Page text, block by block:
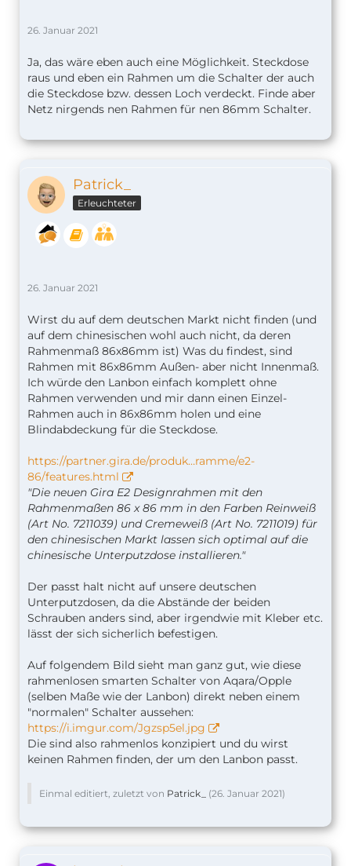
26. Januar 2021
Ja, das wäre eben auch eine Möglichkeit. Steckdose
raus und eben ein Rahmen um die Schalter der auch
die Steckdose bzw. dessen Loch verdeckt. Finde aber
Netz nirgends nen Rahmen für nen 86mm Schalter.
Patrick_
Erleuchteter
26. Januar 2021
Wirst du auf dem deutschen Markt nicht finden (und
auf dem chinesischen wohl auch nicht, da deren
Rahmenmaß 86x86mm ist) Was du findest, sind
Rahmen mit 86x86mm Außen- aber nicht Innenmaß.
Ich würde den Lanbon einfach komplett ohne
Rahmen verwenden und mir dann einen Einzel-
Rahmen auch in 86x86mm holen und eine
Blindabdeckung für die Steckdose.
https://partner.gira.de/produk…ramme/e2-
86/features.html
"Die neuen Gira E2 Designrahmen mit den
Rahmenmaßen 86 x 86 mm in den Farben Reinweiß
(Art No. 7211039) und Cremeweiß (Art No. 7211019) für
den chinesischen Markt lassen sich optimal auf die
chinesische Unterputzdose installieren."
Der passt halt nicht auf unsere deutschen
Unterputzdosen, da die Abstände der beiden
Schrauben anders sind, aber irgendwie mit Kleber etc.
lässt der sich sicherlich befestigen.
Auf folgendem Bild sieht man ganz gut, wie diese
rahmenlosen smarten Schalter von Aqara/Opple
(selben Maße wie der Lanbon) direkt neben einem
"normalen" Schalter aussehen:
https://i.imgur.com/Jgzsp5el.jpg
Die sind also rahmenlos konzipiert und du wirst
keinen Rahmen finden, der um den Lanbon passt.
Einmal editiert, zuletzt von Patrick_ (26. Januar 2021)